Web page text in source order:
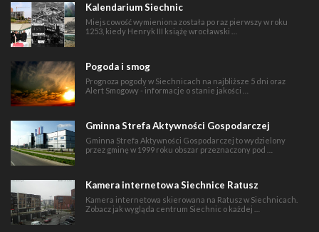
Kalendarium Siechnic
Miejscowość wymieniona została po raz pierwszy w roku
1253, kiedy Henryk III książę wrocławski …
Pogoda i smog
Prognoza pogody w Siechnicach na najbliższe 5 dni oraz
Alert Smogowy - informacje o stanie jakości …
Gminna Strefa Aktywności Gospodarczej
Gminna Strefa Aktywności Gospodarczej to wydzielony
przez gminę w 1999 roku obszar przeznaczony pod …
Kamera internetowa Siechnice Ratusz
Kamera internetowa skierowana na Ratusz w Siechnicach.
Zobacz jak wygląda centrum Siechnic o każdej …